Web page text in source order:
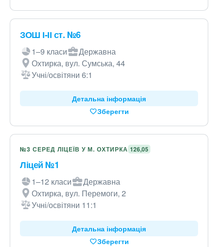
ЗОШ І-ІІ ст. №6
1–9 класи
Державна
Охтирка, вул. Сумська, 44
Учні/освітяни 6:1
Детальна інформація
Зберегти
№3 СЕРЕД ЛІЦЕЇВ У М. ОХТИРКА 126,05
Ліцей №1
1–12 класи
Державна
Охтирка, вул. Перемоги, 2
Учні/освітяни 11:1
Детальна інформація
Зберегти